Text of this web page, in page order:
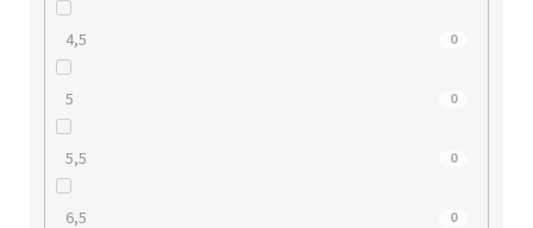
4,5 0
5 0
5,5 0
6,5 0